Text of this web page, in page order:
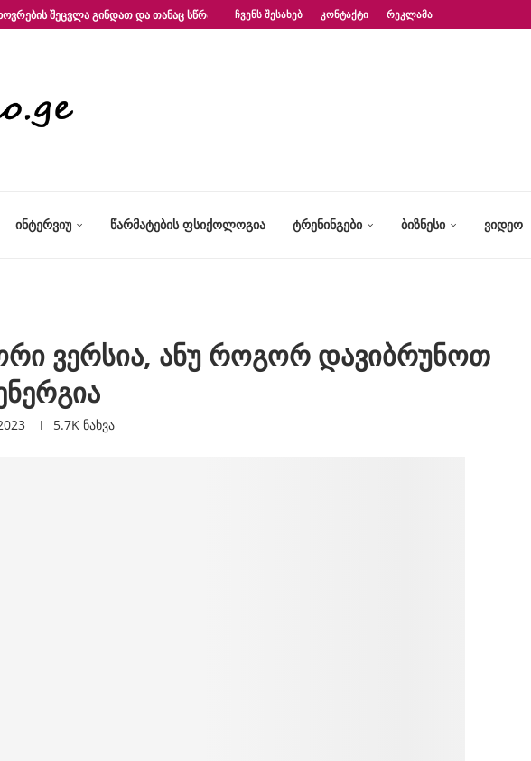
ᲨᲔᲪᲕᲚᲐ ᲒᲘᲜᲓᲐᲗ ᲓᲐ ᲗᲐᲜᲐᲪ ᲡᲬᲠᲐᲤᲐᲓ?“ – ᲤᲡᲘᲥᲝᲚᲝᲒᲘᲡ...
ᲩᲕᲔᲜᲡ ᲨᲔᲡᲐᲮᲔᲑ ᲙᲝᲜᲢᲐᲥᲢᲘ ᲠᲔᲙᲚᲐᲛᲐ
ᲘᲜᲢᲔᲠᲕᲘᲣ ᲬᲐᲠᲛᲐᲢᲔᲑᲘᲡ ᲤᲡᲘᲥᲝᲚᲝᲒᲘᲐ ᲢᲠᲔᲜᲘᲜᲒᲔᲑᲘ ᲑᲘᲖᲜᲔᲡᲘ ᲕᲘᲓᲔᲝ
ვერსია, ანუ როგორ დავიბრუნოთ
5.7K ნახვა